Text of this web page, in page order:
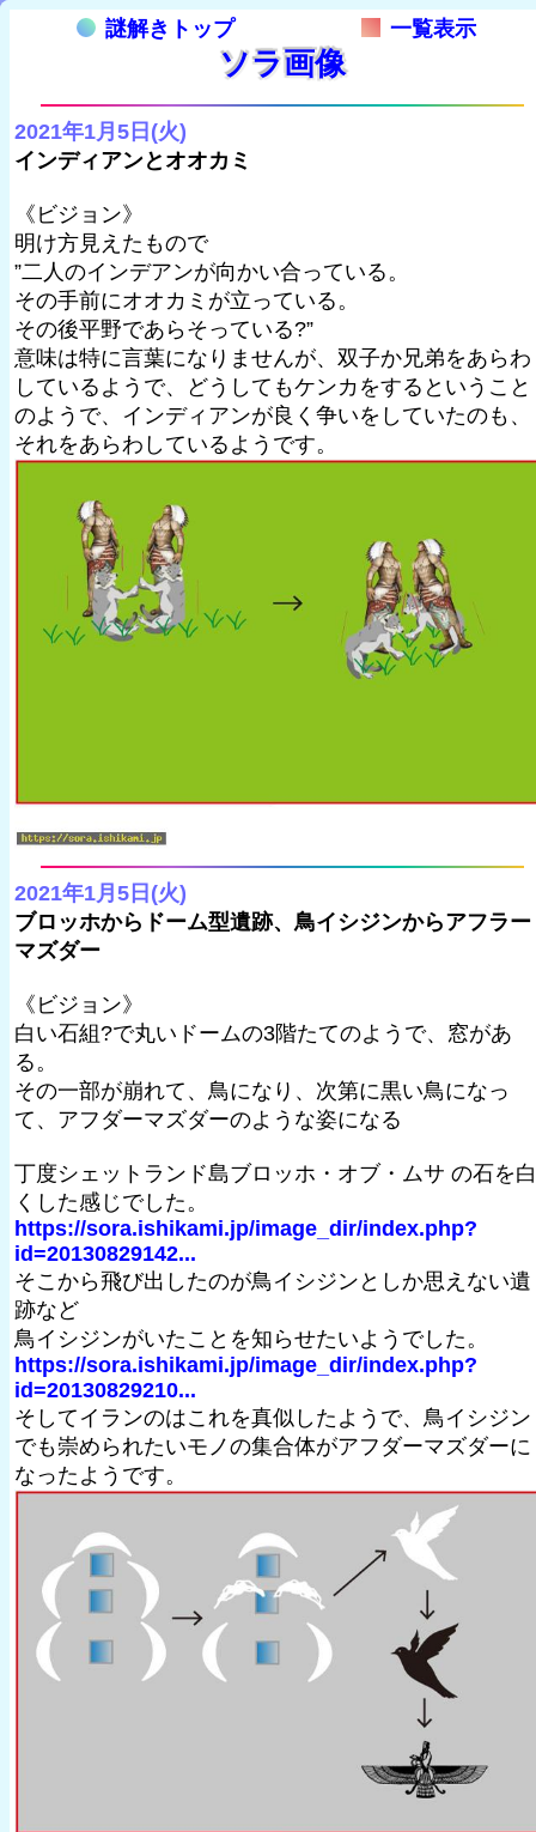
謎解きトップ 一覧表示
ソラ画像
2021年1月5日(火)
インディアンとオオカミ
《ビジョン》
明け方見えたもので
”二人のインデアンが向かい合っている。
その手前にオオカミが立っている。
その後平野であらそっている?”
意味は特に言葉になりませんが、双子か兄弟をあらわ
しているようで、どうしてもケンカをするということ
のようで、インディアンが良く争いをしていたのも、
それをあらわしているようです。
2021年1月5日(火)
ブロッホからドーム型遺跡、鳥イシジンからアフラー
マズダー
《ビジョン》
白い石組?で丸いドームの3階たてのようで、窓があ
る。
その一部が崩れて、鳥になり、次第に黒い鳥になっ
て、アフダーマズダーのような姿になる
丁度シェットランド島ブロッホ・オブ・ムサ の石を白
くした感じでした。
https://sora.ishikami.jp/image_dir/index.php?
id=20130829142...
そこから飛び出したのが鳥イシジンとしか思えない遺
跡など
鳥イシジンがいたことを知らせたいようでした。
https://sora.ishikami.jp/image_dir/index.php?
id=20130829210...
そしてイランのはこれを真似したようで、鳥イシジン
でも崇められたいモノの集合体がアフダーマズダーに
なったようです。